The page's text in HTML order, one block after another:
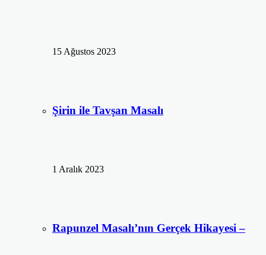
15 Ağustos 2023
Şirin ile Tavşan Masalı
1 Aralık 2023
Rapunzel Masalı’nın Gerçek Hikayesi –